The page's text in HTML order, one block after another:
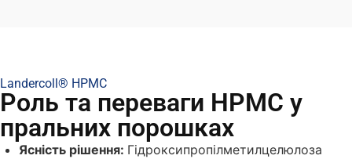
Landercoll® HPMC
Роль та переваги HPMC у
пральних порошках
Ясність рішення: Гідроксипропілметилцелюлоза